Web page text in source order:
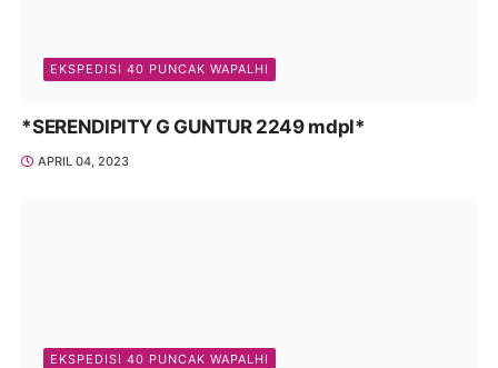
EKSPEDISI 40 PUNCAK WAPALHI
*SERENDIPITY G GUNTUR 2249 mdpl*
APRIL 04, 2023
EKSPEDISI 40 PUNCAK WAPALHI